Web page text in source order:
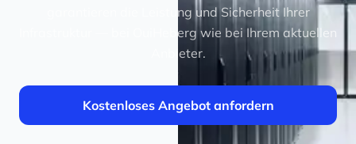
garantieren die Leistung und Sicherheit Ihrer
Infrastruktur — bei OuiHeberg wie bei Ihrem aktuellen
Anbieter.
Kostenloses Angebot anfordern